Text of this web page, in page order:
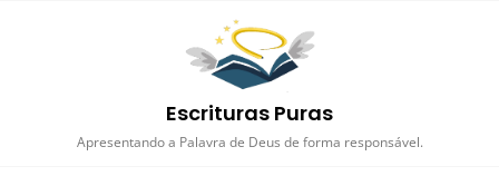
Escrituras Puras
Apresentando a Palavra de Deus de forma responsável.